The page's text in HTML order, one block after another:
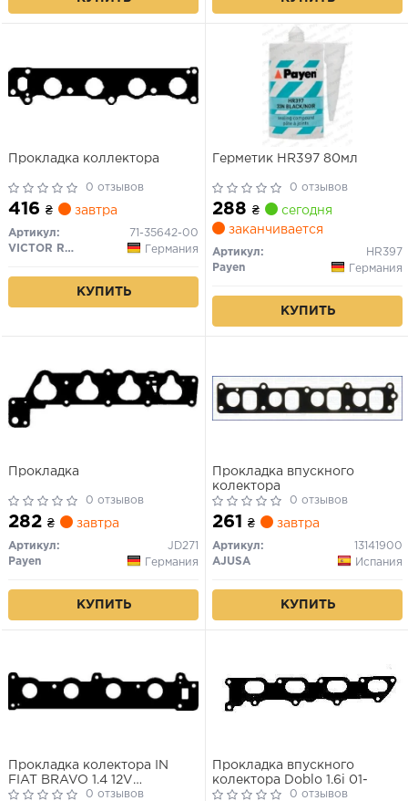
Прокладка коллектора
0 отзывов
416 ₴ завтра
Артикул:
71-35642-00
VICTOR REINZ
Германия
КУПИТЬ
Герметик HR397 80мл
0 отзывов
288 ₴
сегодня
заканчивается
Артикул:
HR397
Payen
Германия
КУПИТЬ
Прокладка
0 отзывов
282 ₴ завтра
Артикул:
JD271
Payen
Германия
КУПИТЬ
Прокладка впускного
колектора
0 отзывов
261 ₴ завтра
Артикул:
13141900
AJUSA
Испания
КУПИТЬ
Прокладка колектора IN
FIAT BRAVO 1.4 12V
182A3/182A5 (вир-во
0 отзывов
Прокладка впускного
колектора Doblo 1.6i 01-
0 отзывов